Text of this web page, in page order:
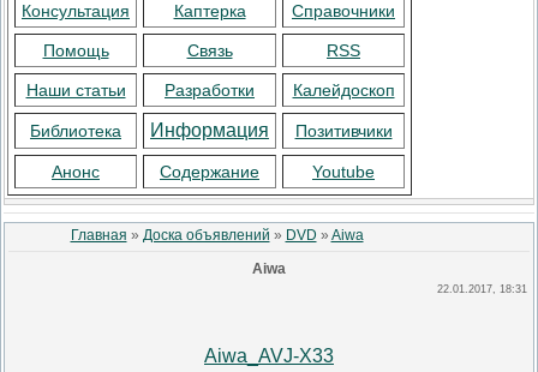
Консультация Каптерка Справочники
Помощь Связь RSS
Наши статьи Разработки Калейдоскоп
Библиотека Информация Позитивчики
Анонс Содержание Youtube
Главная » Доска объявлений » DVD » Aiwa
Aiwa
22.01.2017, 18:31
Aiwa_AVJ-X33